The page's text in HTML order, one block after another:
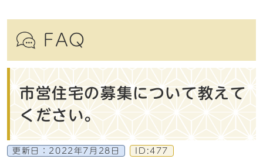
FAQ
市営住宅の募集について教えて
ください。
更新日： 2022年7月28日 ID:477